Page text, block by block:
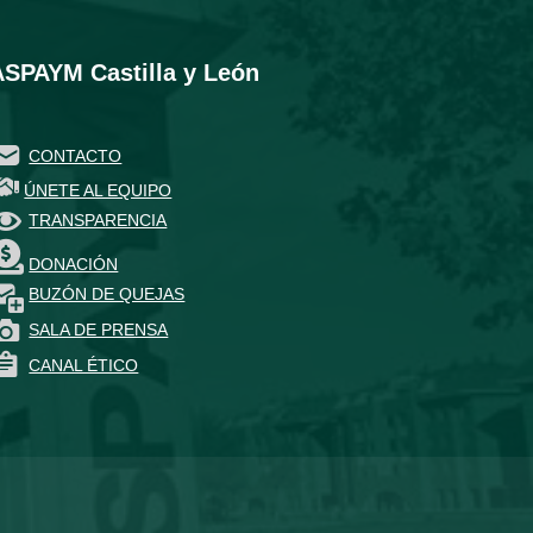
Castilla y León
CONTACTO
ÚNETE AL EQUIPO
TRANSPARENCIA
DONACIÓN
BUZÓN DE QUEJAS
SALA DE PRENSA
CANAL ÉTICO